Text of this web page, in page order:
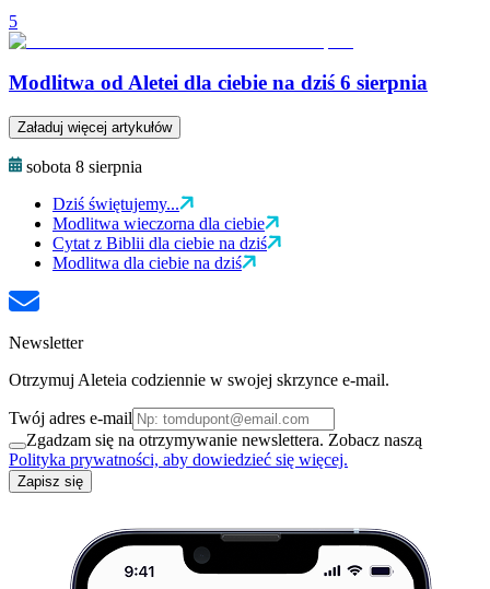
5
Modlitwa od Aletei dla ciebie na dziś 6 sierpnia
Załaduj więcej artykułów
sobota 8 sierpnia
Dziś świętujemy...
Modlitwa wieczorna dla ciebie
Cytat z Biblii dla ciebie na dziś
Modlitwa dla ciebie na dziś
Newsletter
Otrzymuj Aleteia codziennie w swojej skrzynce e-mail.
Twój adres e-mail
Zgadzam się na otrzymywanie newslettera. Zobacz naszą
Polityka prywatności, aby dowiedzieć się więcej.
Zapisz się